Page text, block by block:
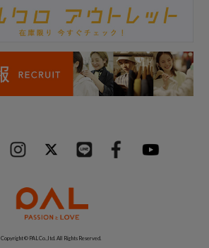
Copyright © PAL Co.,ltd. All Rights Reserved.